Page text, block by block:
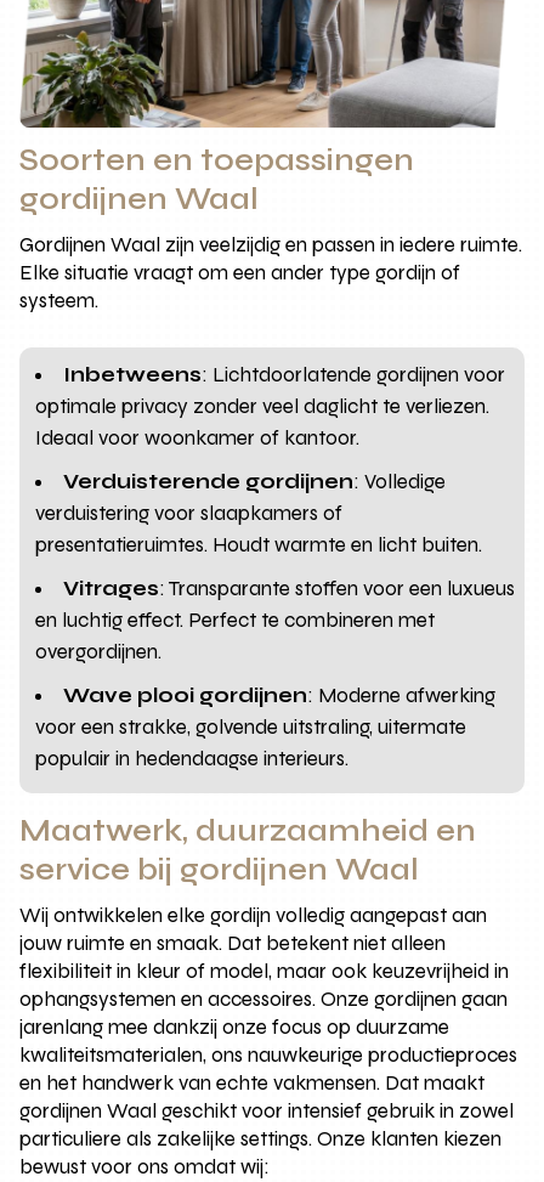
Soorten en toepassingen
gordijnen Waal
Gordijnen Waal zijn veelzijdig en passen in iedere ruimte.
Elke situatie vraagt om een ander type gordijn of
systeem.
Inbetweens: Lichtdoorlatende gordijnen voor
optimale privacy zonder veel daglicht te verliezen.
Ideaal voor woonkamer of kantoor.
Verduisterende gordijnen: Volledige
verduistering voor slaapkamers of
presentatieruimtes. Houdt warmte en licht buiten.
Vitrages: Transparante stoffen voor een luxueus
en luchtig effect. Perfect te combineren met
overgordijnen.
Wave plooi gordijnen: Moderne afwerking
voor een strakke, golvende uitstraling, uitermate
populair in hedendaagse interieurs.
Maatwerk, duurzaamheid en
service bij gordijnen Waal
Wij ontwikkelen elke gordijn volledig aangepast aan
jouw ruimte en smaak. Dat betekent niet alleen
flexibiliteit in kleur of model, maar ook keuzevrijheid in
ophangsystemen en accessoires. Onze gordijnen gaan
jarenlang mee dankzij onze focus op duurzame
kwaliteitsmaterialen, ons nauwkeurige productieproces
en het handwerk van echte vakmensen. Dat maakt
gordijnen Waal geschikt voor intensief gebruik in zowel
particuliere als zakelijke settings. Onze klanten kiezen
bewust voor ons omdat wij: